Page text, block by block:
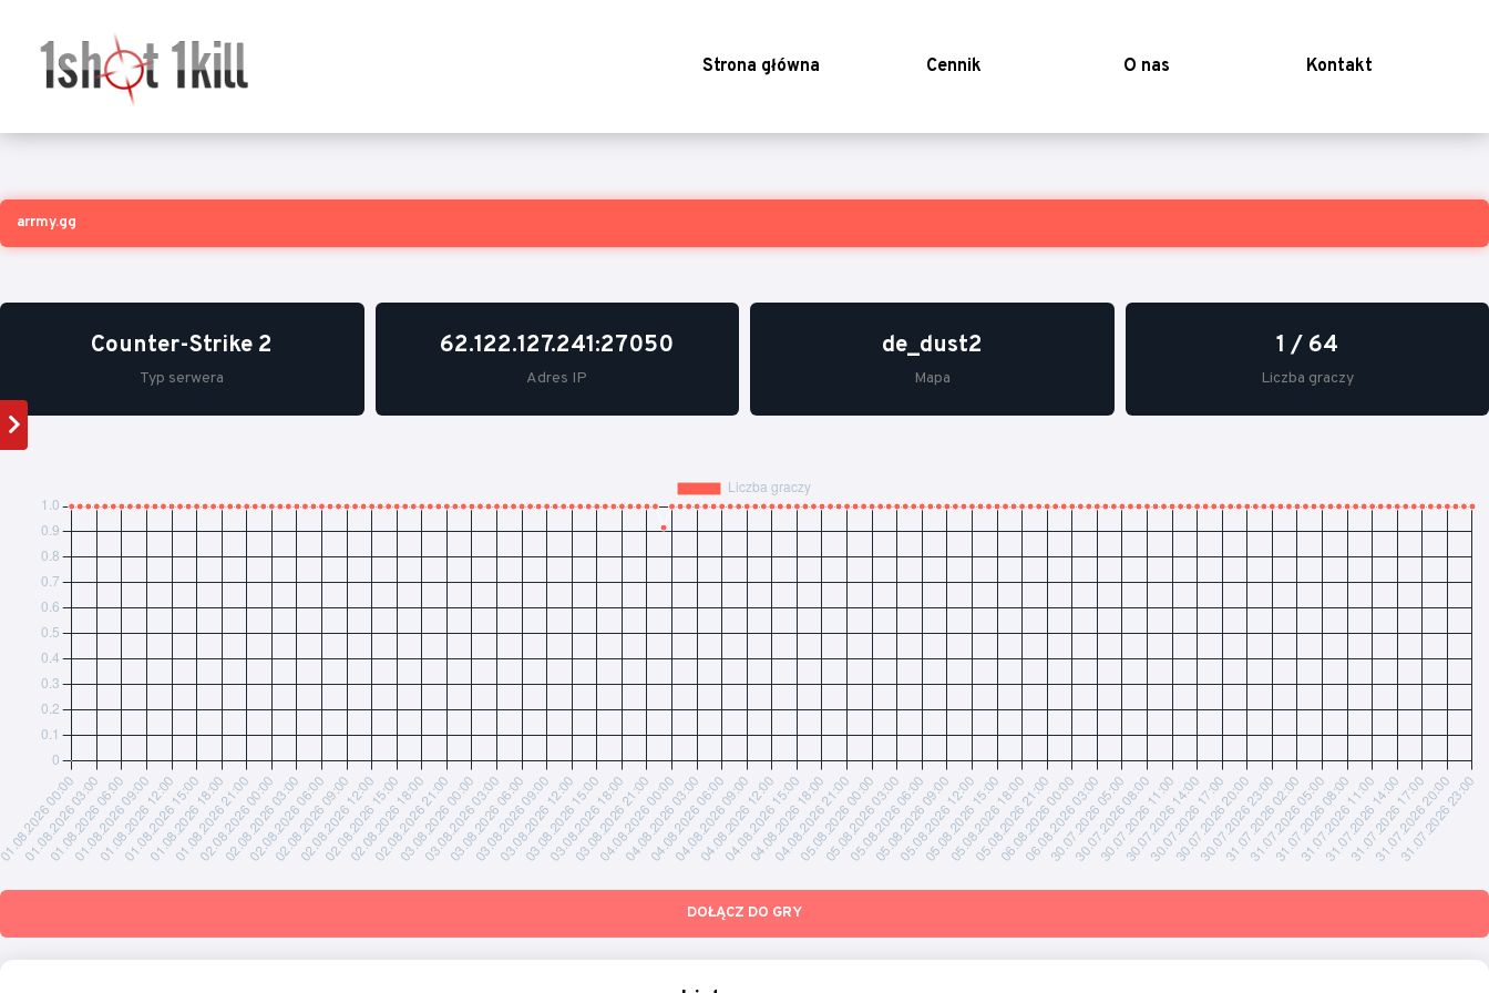
Strona główna Cennik O nas Kontakt
arrmy.gg
Counter-Strike 2
Typ serwera
62.122.127.241:27050
Adres IP
de_dust2
Mapa
1 / 64
Liczba graczy
DOŁĄCZ DO GRY